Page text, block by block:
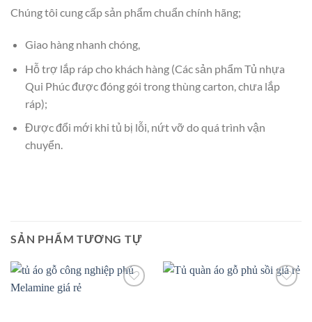
Chúng tôi cung cấp sản phẩm chuẩn chính hãng;
Giao hàng nhanh chóng,
Hỗ trợ lắp ráp cho khách hàng (Các sản phẩm Tủ nhựa
Qui Phúc được đóng gói trong thùng carton, chưa lắp
ráp);
Được đổi mới khi tủ bị lỗi, nứt vỡ do quá trình vận
chuyển.
SẢN PHẨM TƯƠNG TỰ